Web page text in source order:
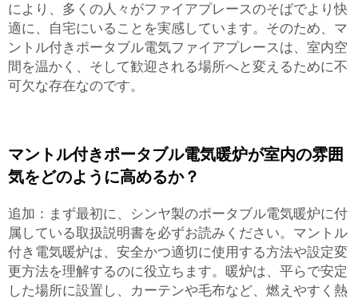
により、多くの人々がファイアプレースのそばでより快
適に、自宅にいることを実感しています。そのため、マ
ントル付きポータブル電気ファイアプレースは、室内空
間を温かく、そして歓迎される場所へと変えるために不
可欠な存在なのです。
マントル付きポータブル電気暖炉が室内の雰囲
気をどのように高めるか？
追加：まず最初に、シンヤ製のポータブル電気暖炉に付
属している取扱説明書を必ずお読みください。マントル
付き電気暖炉は、安全かつ適切に使用する方法や設定変
更方法を理解するのに役立ちます。暖炉は、平らで安定
した場所に設置し、カーテンや毛布など、燃えやすく熱